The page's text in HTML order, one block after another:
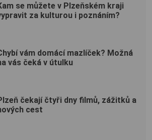
se můžete v Plzeňském kraji
za kulturou i poznáním?
vám domácí mazlíček? Možná
vás čeká v útulku
čekají čtyři dny filmů, zážitků a
cest